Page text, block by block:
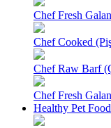
Chef Fresh
Chef Cooked
Chef Raw Barf
Chef Fresh
Healthy Pet Food